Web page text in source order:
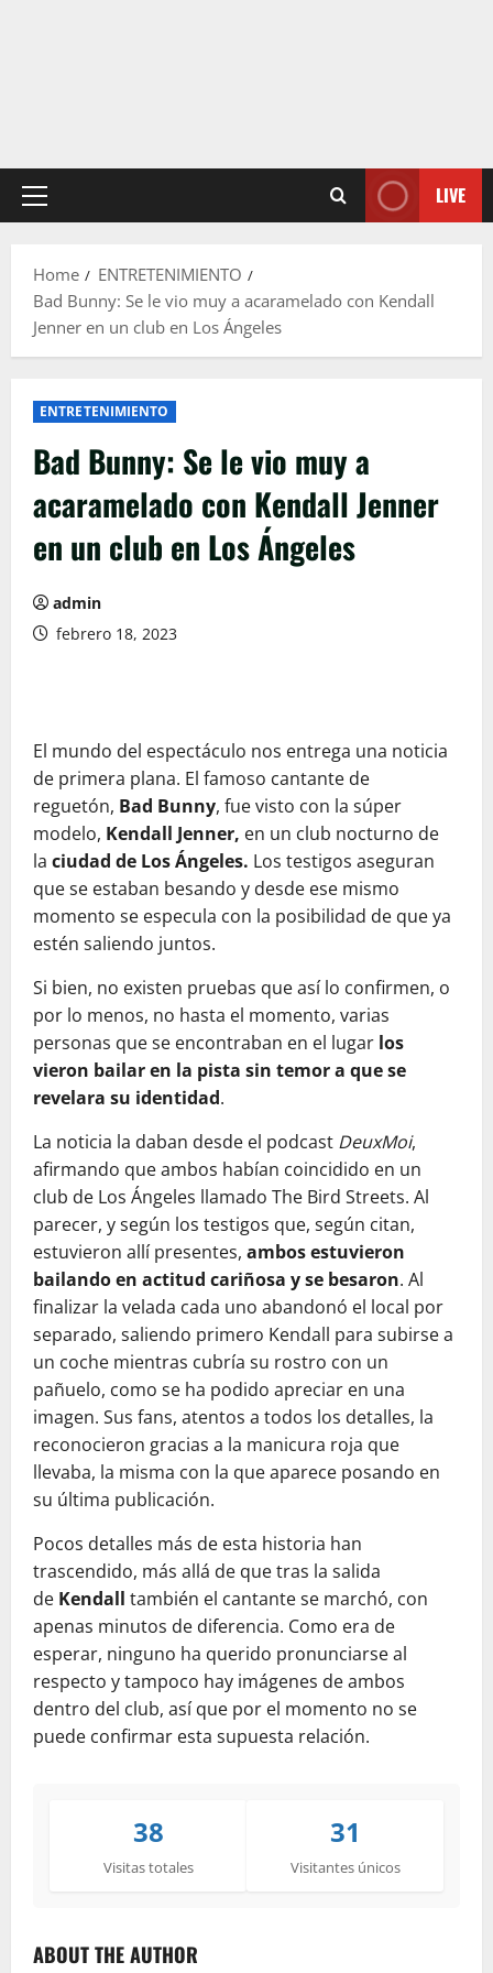
Primary
LIVE
Home
ENTRETENIMIENTO
Bad Bunny: Se le vio muy a acaramelado con Kendall
Jenner en un club en Los Ángeles
ENTRETENIMIENTO
Bad Bunny: Se le vio muy a
acaramelado con Kendall Jenner
en un club en Los Ángeles
admin
febrero 18, 2023
El mundo del espectáculo nos entrega una noticia
de primera plana. El famoso cantante de
reguetón, Bad Bunny, fue visto con la súper
modelo, Kendall Jenner, en un club nocturno de
la ciudad de Los Ángeles. Los testigos aseguran
que se estaban besando y desde ese mismo
momento se especula con la posibilidad de que ya
estén saliendo juntos.
Si bien, no existen pruebas que así lo confirmen, o
por lo menos, no hasta el momento, varias
personas que se encontraban en el lugar los
vieron bailar en la pista sin temor a que se
revelara su identidad.
La noticia la daban desde el podcast DeuxMoi,
afirmando que ambos habían coincidido en un
club de Los Ángeles llamado The Bird Streets. Al
parecer, y según los testigos que, según citan,
estuvieron allí presentes, ambos estuvieron
bailando en actitud cariñosa y se besaron. Al
finalizar la velada cada uno abandonó el local por
separado, saliendo primero Kendall para subirse a
un coche mientras cubría su rostro con un
pañuelo, como se ha podido apreciar en una
imagen. Sus fans, atentos a todos los detalles, la
reconocieron gracias a la manicura roja que
llevaba, la misma con la que aparece posando en
su última publicación.
Pocos detalles más de esta historia han
trascendido, más allá de que tras la salida
de Kendall también el cantante se marchó, con
apenas minutos de diferencia. Como era de
esperar, ninguno ha querido pronunciarse al
respecto y tampoco hay imágenes de ambos
dentro del club, así que por el momento no se
puede confirmar esta supuesta relación.
38
Visitas totales
31
Visitantes únicos
ABOUT THE AUTHOR